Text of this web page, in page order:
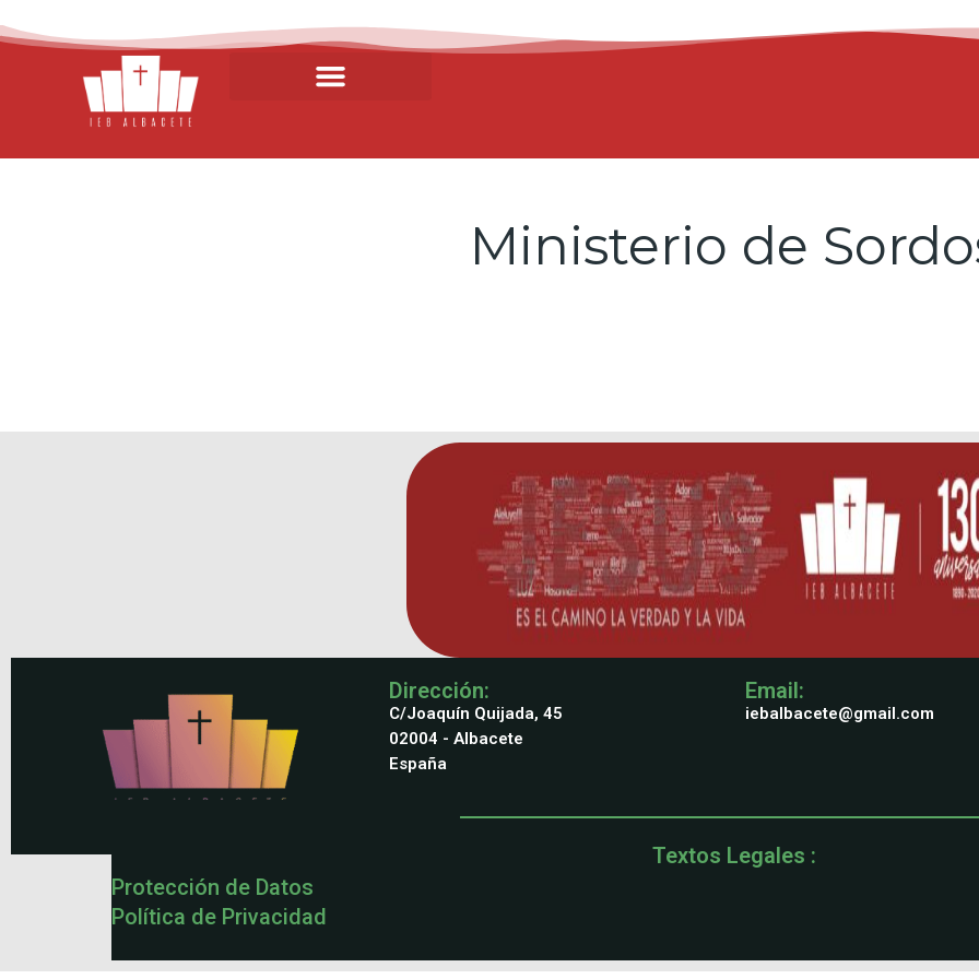
Ministerio de
Dirección:
C/Joaquín Quijada, 45
02004 - Albacete
España
Email:
iebalbacete@gmail.com
Textos Legales :
Protección de Datos
Política de Privacidad